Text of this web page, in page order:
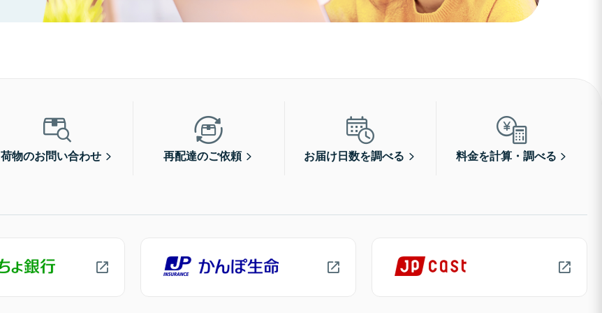
荷物のお問い合わせ 再配達のご依頼 お届け日数を調べる 料金を計算・調べる